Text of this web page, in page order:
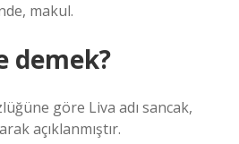
makul.
demek?
göre Liva adı sancak,
açıklanmıştır.